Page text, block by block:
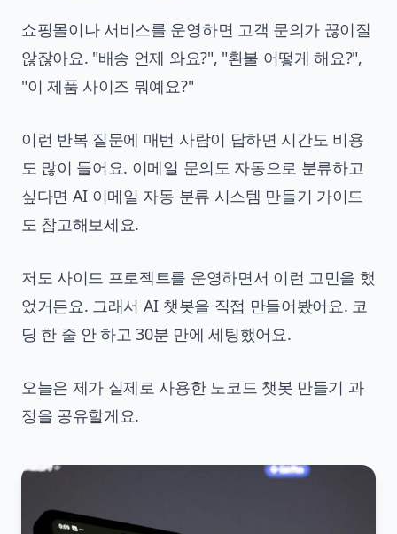
쇼핑몰이나 서비스를 운영하면 고객 문의가 끊이질
않잖아요. "배송 언제 와요?", "환불 어떻게 해요?",
"이 제품 사이즈 뭐예요?"
이런 반복 질문에 매번 사람이 답하면 시간도 비용
도 많이 들어요. 이메일 문의도 자동으로 분류하고
싶다면 AI 이메일 자동 분류 시스템 만들기 가이드
도 참고해보세요.
저도 사이드 프로젝트를 운영하면서 이런 고민을 했
었거든요. 그래서 AI 챗봇을 직접 만들어봤어요. 코
딩 한 줄 안 하고 30분 만에 세팅했어요.
오늘은 제가 실제로 사용한 노코드 챗봇 만들기 과
정을 공유할게요.